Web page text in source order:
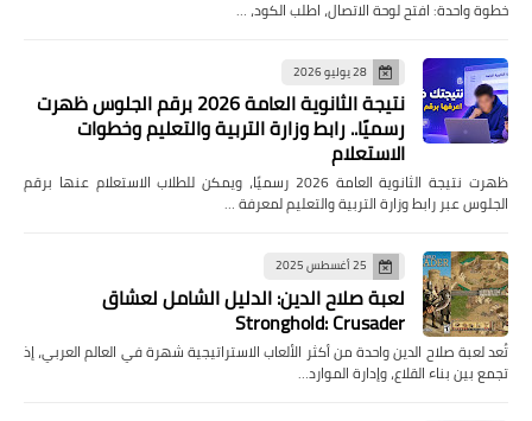
خطوة واحدة: افتح لوحة الاتصال، اطلب الكود، …
28 يوليو 2026
نتيجة الثانوية العامة 2026 برقم الجلوس ظهرت
رسميًا.. رابط وزارة التربية والتعليم وخطوات
الاستعلام
ظهرت نتيجة الثانوية العامة 2026 رسميًا، ويمكن للطلاب الاستعلام عنها برقم
الجلوس عبر رابط وزارة التربية والتعليم لمعرفة …
25 أغسطس 2025
لعبة صلاح الدين: الدليل الشامل لعشاق
Stronghold: Crusader
تُعد لعبة صلاح الدين واحدة من أكثر الألعاب الاستراتيجية شهرة في العالم العربي، إذ
تجمع بين بناء القلاع، وإدارة الموارد…